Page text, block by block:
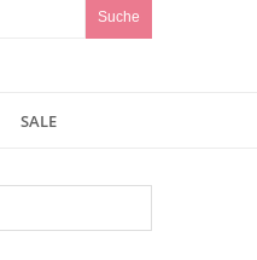
Suche
SALE